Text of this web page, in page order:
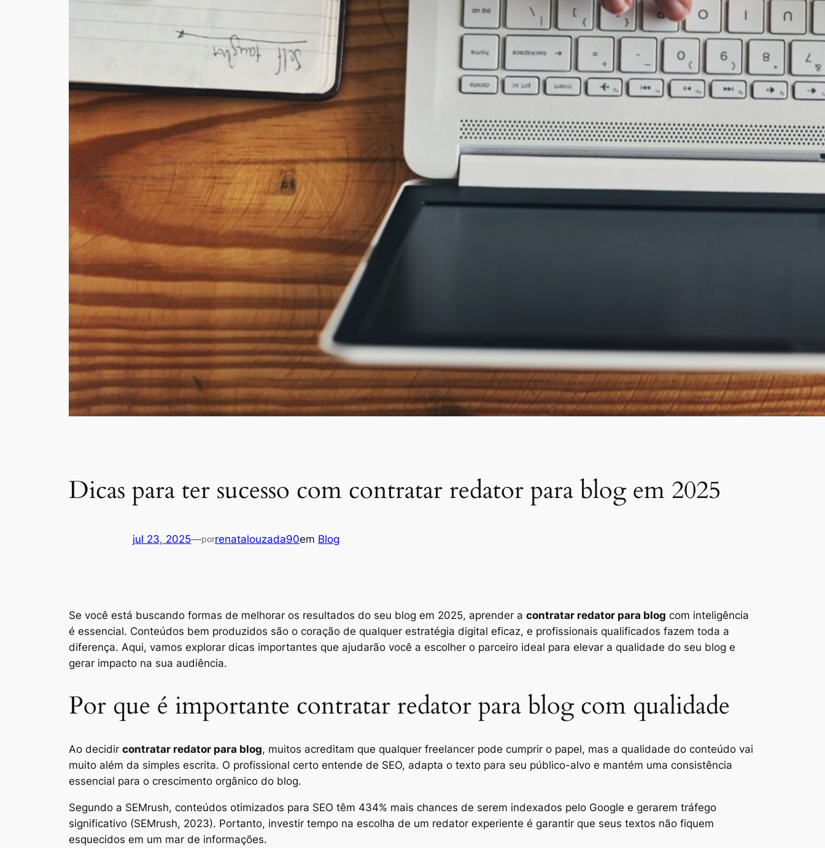
Dicas para ter sucesso com contratar redator para blog em 2025
jul 23, 2025—porrenatalouzada90em Blog
Se você está buscando formas de melhorar os resultados do seu blog em 2025, aprender a contratar redator para blog com inteligência
é essencial. Conteúdos bem produzidos são o coração de qualquer estratégia digital eficaz, e profissionais qualificados fazem toda a
diferença. Aqui, vamos explorar dicas importantes que ajudarão você a escolher o parceiro ideal para elevar a qualidade do seu blog e
gerar impacto na sua audiência.
Por que é importante contratar redator para blog com qualidade
Ao decidir contratar redator para blog, muitos acreditam que qualquer freelancer pode cumprir o papel, mas a qualidade do conteúdo vai
muito além da simples escrita. O profissional certo entende de SEO, adapta o texto para seu público-alvo e mantém uma consistência
essencial para o crescimento orgânico do blog.
Segundo a SEMrush, conteúdos otimizados para SEO têm 434% mais chances de serem indexados pelo Google e gerarem tráfego
significativo (SEMrush, 2023). Portanto, investir tempo na escolha de um redator experiente é garantir que seus textos não fiquem
esquecidos em um mar de informações.